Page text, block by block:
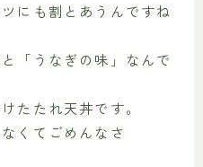
にも割とあうんですね
「うなぎの味」なんで
たたれ天丼です。
くてごめんなさ